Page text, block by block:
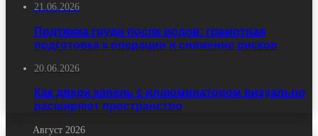
21.06.2026
Подтяжка груди после родов: грамотная
подготовка к операции и снижение рисков
20.06.2026
Как двери капель с иллюминатором визуально
расширяют пространство
Август 2026